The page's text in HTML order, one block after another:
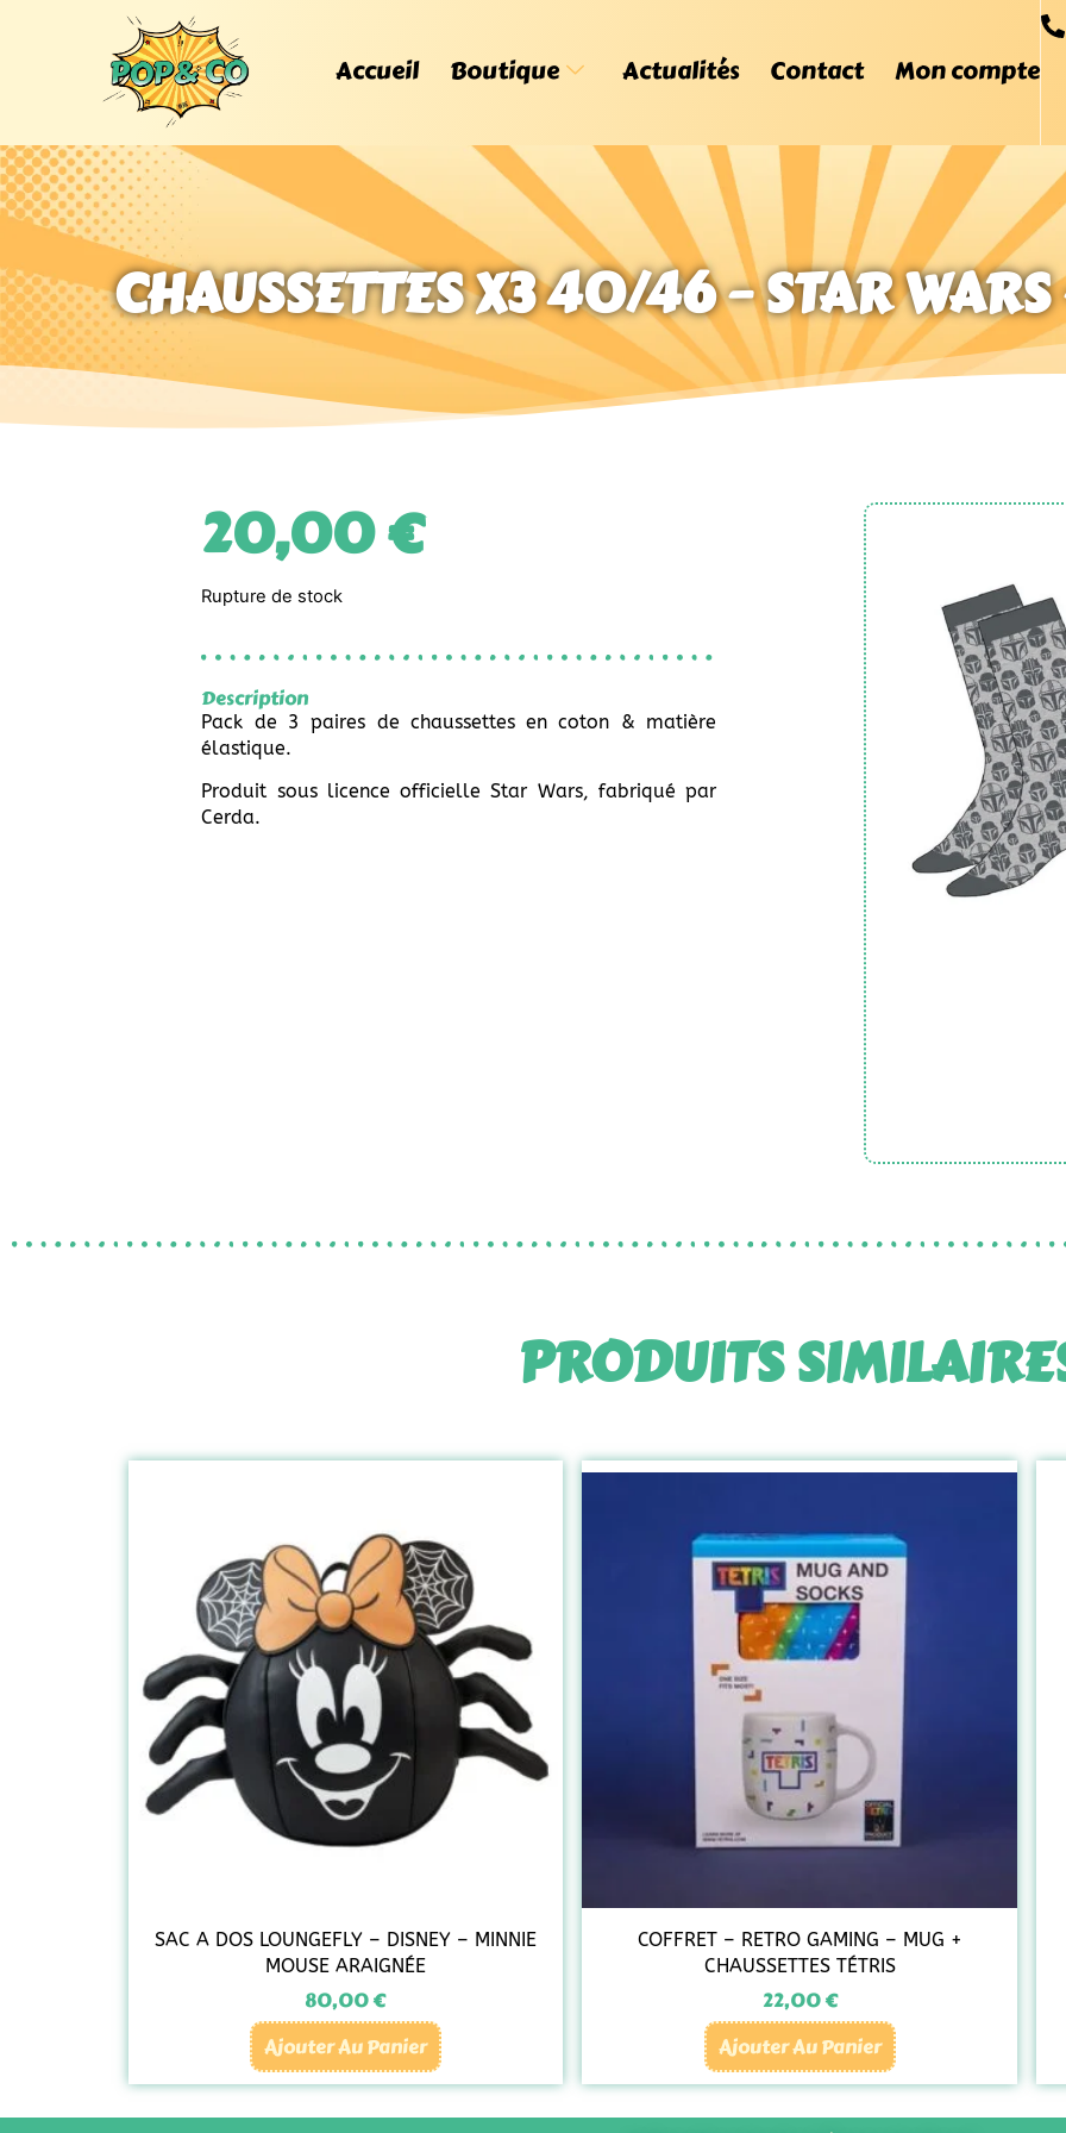
Accueil Boutique Actualités Contact Mon compte
CHAUSSETTES X3 40/46 – STAR
20,00€
Rupture de stock
Description
Pack de 3 paires de chaussettes en coton & matière
élastique.
Produit sous licence officielle Star Wars, fabriqué par
Cerda.
PRODUITS
SAC A DOS LOUNGEFLY – DISNEY – MINNIE
MOUSE ARAIGNÉE
80,00€
Ajouter Au Panier
COFFRET – RETRO GAMING – MUG +
CHAUSSETTES TÉTRIS
22,00€
Ajouter Au Panier